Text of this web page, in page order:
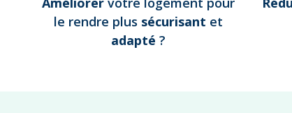
le rendre plus sécurisant et
adapté ?